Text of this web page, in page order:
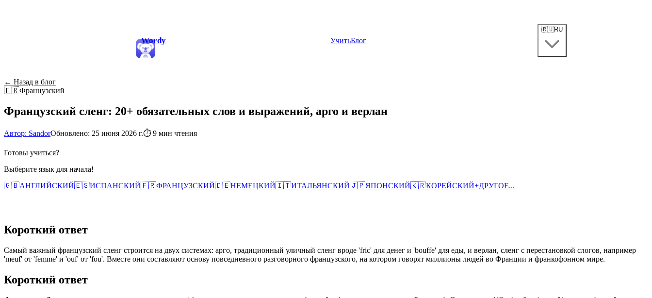
Wordy УчитьБлог
🇷🇺RU
← Назад в блог
🇫🇷Французский
Французский сленг: 20+ обязательных слов и выражений, арго и верлан
Автор: SandorОбновлено: 25 июня 2026 г.⏱ 9 мин чтения
Готовы учиться?
Выберите язык для начала!
🇬🇧АНГЛИЙСКИЙ🇪🇸ИСПАНСКИЙ🇫🇷ФРАНЦУЗСКИЙ🇩🇪НЕМЕЦКИЙ🇮🇹ИТАЛЬЯНСКИЙ🇯🇵ЯПОНСКИЙ🇰🇷КОРЕЙСКИЙ+ДРУГОЕ...
Короткий ответ
Самый важный французский сленг строится на двух системах: арго, традиционный уличный сленг вроде 'fric' для денег и 'bouffe' для еды, и верлан, сленг с перестановкой слогов, например
'meuf' от 'femme' и 'ouf' от 'fou'. Вместе они составляют основу повседневного разговорного французского, на котором говорят миллионы людей во Франции и франкофонном мире.
Короткий ответ